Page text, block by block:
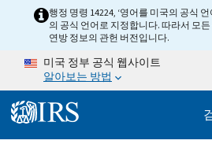
Skip to main content
행정 명령 14224, ‘영어를 미국의 공식
의 공식 언어로 지정합니다. 따라서 모
연방 정보의 관헌 버전입니다.
미국 정부 공식 웹사이트
알아보는 방법